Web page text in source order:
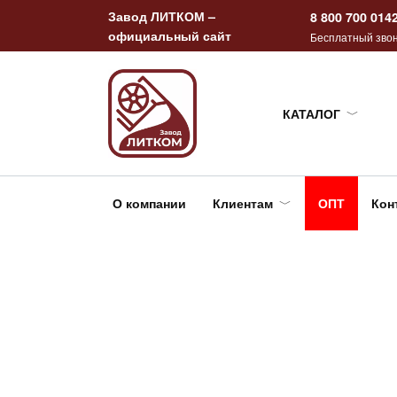
содержанию
Завод ЛИТКОМ –
официальный сайт
8 800 700
Бесплатный
КАТАЛОГ
О компании Клиентам ОПТ